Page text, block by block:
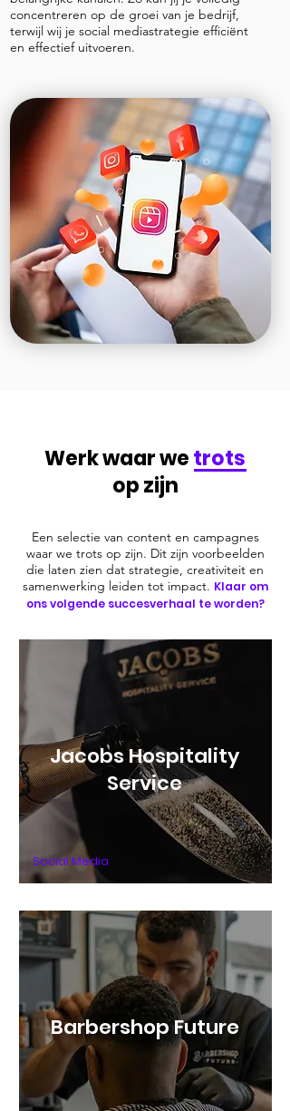
concentreren op de groei van je bedrijf,
terwijl wij je social mediastrategie efficiënt
en effectief uitvoeren.
Werk waar wetrots
op zijn
Een selectie van content en campagnes
waar we trots op zijn. Dit zijn voorbeelden
die laten zien dat strategie, creativiteit en
samenwerking leiden tot impact. Klaar om
ons volgende succesverhaal te worden?
Jacobs Hospitality
Service
Social Media
Barbershop Future